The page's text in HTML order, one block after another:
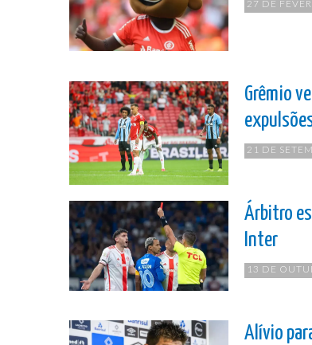
27 DE
Grêmio
21 DE
Árbitro
Inter
13 DE
Alívio